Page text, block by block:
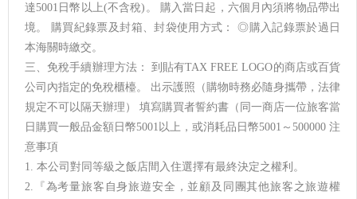
達5001日幣以上(不含稅)。 購入當日起，六個月內須將物品帶出
境。 購買紀錄票及封箱、封袋使用方式： ◎購入記錄票於過日
本海關時繳交。
三、免稅手續辦理方法： 到貼有TAX FREE LOGO的商店或百貨
公司內指定的免稅櫃檯。 出示護照（購物時務必隨身攜帶，法律
規定不可以隔天辦理） 填寫購買者誓約書（同一商店一位旅客當
日購買一般品金額日幣5001以上，或消耗品日幣5001～500000 注
意事項
1. 本公司對同等級之飯店間入住選擇有最終決定之權利。
2.『為考量旅客自身旅遊安全，並顧及同團其他旅客之旅遊權